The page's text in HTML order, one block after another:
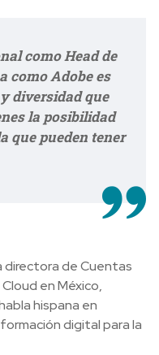
como Head de
como Adobe es
diversidad que
la posibilidad
que pueden tener
directora de Cuentas
en México,
hispana en
digital para la